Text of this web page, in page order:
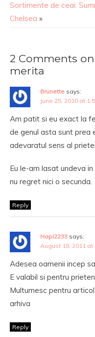
Sortimente de ceai:
Chelsea »
2 Comments
merita
Brunette says:
June 25, 2010 at
Am patit si eu exact la
de genul asta sunt prea
adevaratul sens al
Eu le-am lasat undeva
nu regret nici o secunda.
Reply
Hapi2233 says:
August 18, 2011 at
Adesea oamenii incep
E valabil si pentru
Multumesc pentru
arhiva
Reply